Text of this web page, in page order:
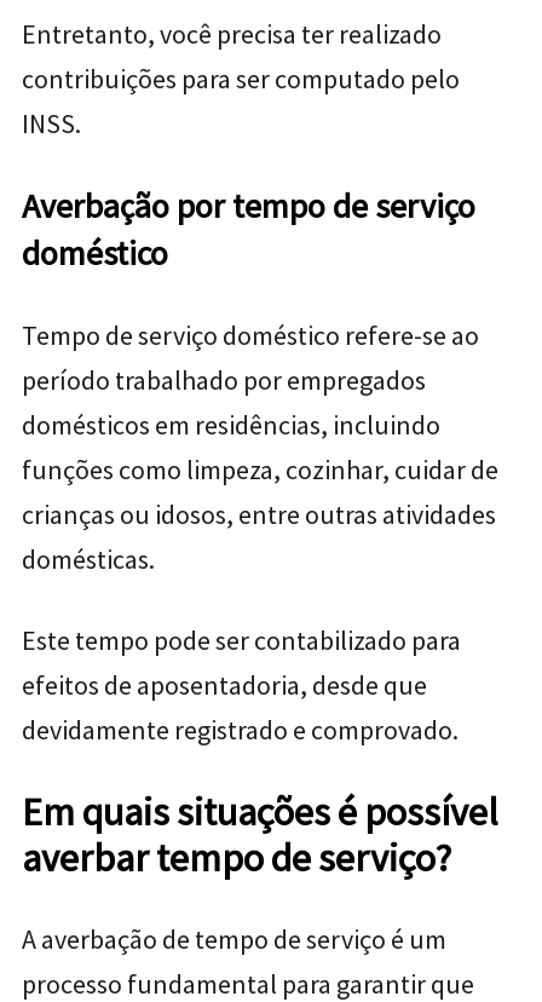
Entretanto, você precisa ter realizado
contribuições para ser computado pelo
INSS.
Averbação por tempo de serviço
doméstico
Tempo de serviço doméstico refere-se ao
período trabalhado por empregados
domésticos em residências, incluindo
funções como limpeza, cozinhar, cuidar de
crianças ou idosos, entre outras atividades
domésticas.
Este tempo pode ser contabilizado para
efeitos de aposentadoria, desde que
devidamente registrado e comprovado.
Em quais situações é possível
averbar tempo de serviço?
A averbação de tempo de serviço é um
processo fundamental para garantir que